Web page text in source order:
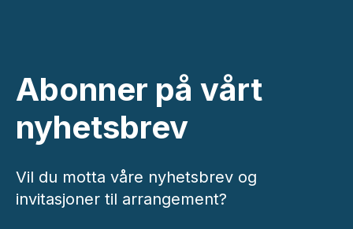
Abonner på vårt
nyhetsbrev
Vil du motta våre nyhetsbrev og
invitasjoner til arrangement?